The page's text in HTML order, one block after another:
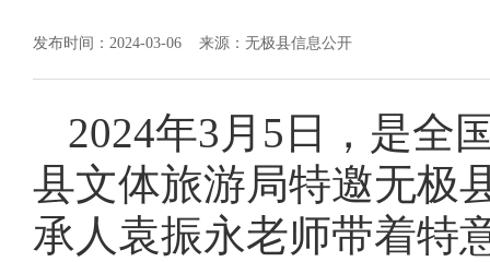
发布时间：2024-03-06 来源：无极县信息公开
2024年3月5日，是全
县文体旅游局特邀无极
承人袁振永老师带着特